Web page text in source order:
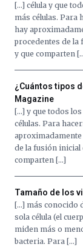
[…] célula y que
más células. Para
hay
procedentes de la
y que comparten
¿Cuántos tipos
Magazine
[…] y que todos
células. Para
aproximadamente
de la fusión inicial
comparten […]
Tamaño de los
[…] más conocido
sola célula (el
miden más o
bacteria. Para […]